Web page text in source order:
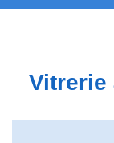
Vitrerie